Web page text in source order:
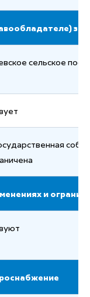
сельское
и